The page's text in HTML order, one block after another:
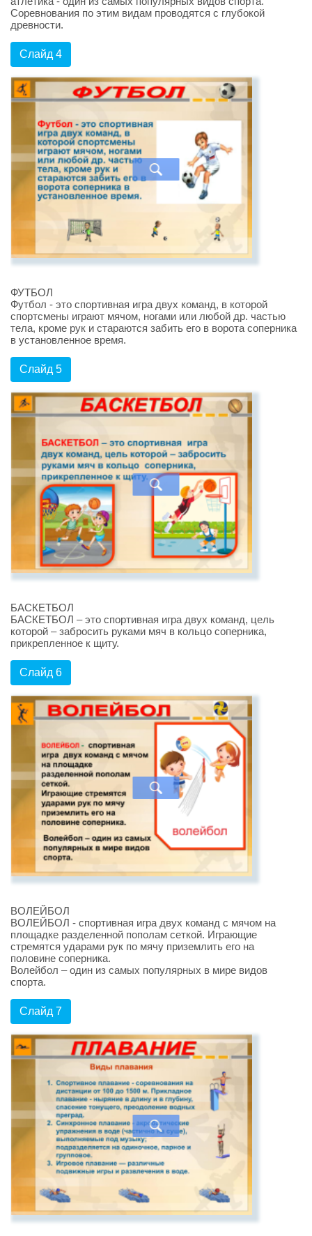
Соревнования по этим видам проводятся с глубокой
древности.
Слайд 4
ФУТБОЛ
Футбол - это спортивная игра двух команд, в которой
спортсмены играют мячом, ногами или любой др. частью
тела, кроме рук и стараются забить его в ворота соперника
в установленное время.
Слайд 5
БАСКЕТБОЛ
БАСКЕТБОЛ – это спортивная игра двух команд, цель
которой – забросить руками мяч в кольцо соперника,
прикрепленное к щиту.
Слайд 6
ВОЛЕЙБОЛ
ВОЛЕЙБОЛ - спортивная игра двух команд с мячом на
площадке разделенной пополам сеткой. Играющие
стремятся ударами рук по мячу приземлить его на
половине соперника.
Волейбол – один из самых популярных в мире видов
спорта.
Слайд 7